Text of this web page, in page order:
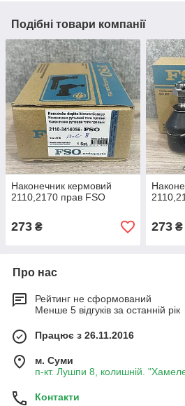
Подібні товари компанії
Наконечник кермовий
2110,2170 прав FSO
273 ₴ 273₴
Про нас
Рейтинг не сформований
Менше 5 відгуків за останній рік
Працює з 26.11.2016
м. Суми
п-кт. Лушпи 8, колишній.
Контакти